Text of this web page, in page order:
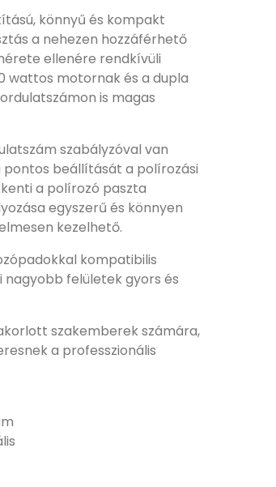
könnyű és kompakt
a nehezen hozzáférhető
ellenére rendkívüli
wattos motornak és a dupla
is magas
szabályzóval van
beállítását a polírozási
a polírozó paszta
egyszerű és könnyen
kezelhető.
kompatibilis
felületek gyors és
szakemberek számára,
a professzionális